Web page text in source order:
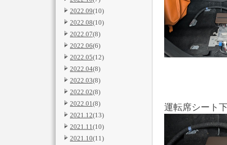
2022.09(10)
2022.08(10)
2022.07(8)
2022.06(6)
2022.05(12)
2022.04(8)
2022.03(8)
2022.02(8)
2022.01(8)
2021.12(13)
2021.11(10)
2021.10(11)
運転席シート